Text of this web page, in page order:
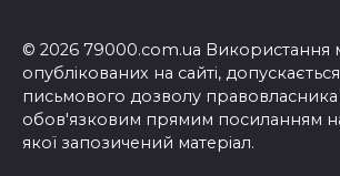
© 2026 79000.com.ua Використання
опублікованих на сайті, допускається
письмового дозволу правовласника
обов'язковим прямим посиланням на
якої запозичений матеріал.